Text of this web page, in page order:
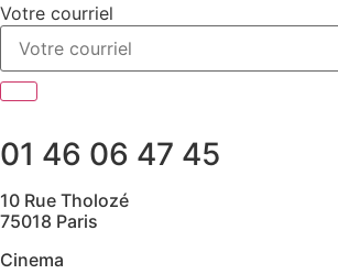
Votre courriel
01 46 06 47 45
10 Rue Tholozé
75018 Paris
Cinema